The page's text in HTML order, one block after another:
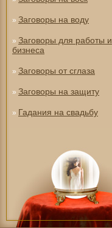
» Заговоры на воду
» Заговоры для работы и
бизнеса
» Заговоры от сглаза
» Заговоры на защиту
» Гадания на свадьбу